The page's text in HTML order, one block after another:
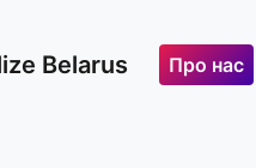
Belarus Про нас